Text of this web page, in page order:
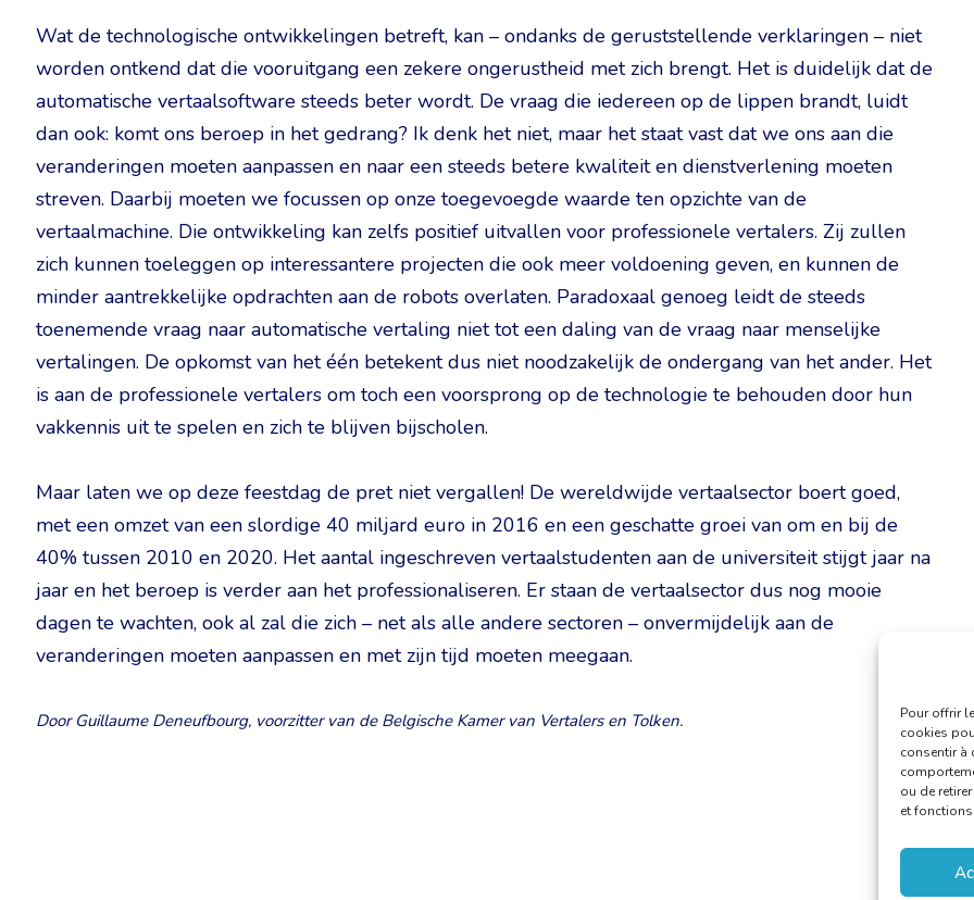
Pour offrir
cookies
consentir à
ou de
et fonctions.
Wat de technologische ontwikkelingen betreft, kan – ondanks de geruststellende verklaringen – niet
worden ontkend dat die vooruitgang een zekere ongerustheid met zich brengt. Het is duidelijk dat de
automatische vertaalsoftware steeds beter wordt. De vraag die iedereen op de lippen brandt, luidt
dan ook: komt ons beroep in het gedrang? Ik denk het niet, maar het staat vast dat we ons aan die
veranderingen moeten aanpassen en naar een steeds betere kwaliteit en dienstverlening moeten
streven. Daarbij moeten we focussen op onze toegevoegde waarde ten opzichte van de
vertaalmachine. Die ontwikkeling kan zelfs positief uitvallen voor professionele vertalers. Zij zullen
zich kunnen toeleggen op interessantere projecten die ook meer voldoening geven, en kunnen de
minder aantrekkelijke opdrachten aan de robots overlaten. Paradoxaal genoeg leidt de steeds
toenemende vraag naar automatische vertaling niet tot een daling van de vraag naar menselijke
vertalingen. De opkomst van het één betekent dus niet noodzakelijk de ondergang van het ander. Het
is aan de professionele vertalers om toch een voorsprong op de technologie te behouden door hun
vakkennis uit te spelen en zich te blijven bijscholen.
Maar laten we op deze feestdag de pret niet vergallen! De wereldwijde vertaalsector boert goed,
met een omzet van een slordige 40 miljard euro in 2016 en een geschatte groei van om en bij de
40% tussen 2010 en 2020. Het aantal ingeschreven vertaalstudenten aan de universiteit stijgt jaar na
jaar en het beroep is verder aan het professionaliseren. Er staan de vertaalsector dus nog mooie
dagen te wachten, ook al zal die zich – net als alle andere sectoren – onvermijdelijk aan de
veranderingen moeten aanpassen en met zijn tijd moeten meegaan.
Door Guillaume Deneufbourg, voorzitter van de Belgische Kamer van Vertalers en Tolken.